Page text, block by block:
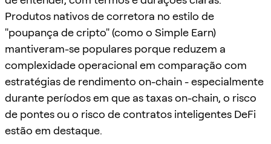
Produtos nativos de corretora no estilo de
"poupança de cripto" (como o Simple Earn)
mantiveram-se populares porque reduzem a
complexidade operacional em comparação com
estratégias de rendimento on-chain - especialmente
durante períodos em que as taxas on-chain, o risco
de pontes ou o risco de contratos inteligentes DeFi
estão em destaque.